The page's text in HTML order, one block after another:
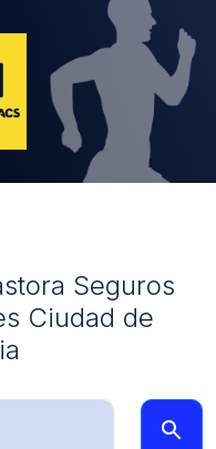
Seguros
Ciudad de